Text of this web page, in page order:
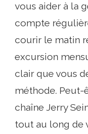
vous aider à la
compte
courir le matin
excursion
clair que vous
méthode. Peut-
chaîne Jerry
tout au long de